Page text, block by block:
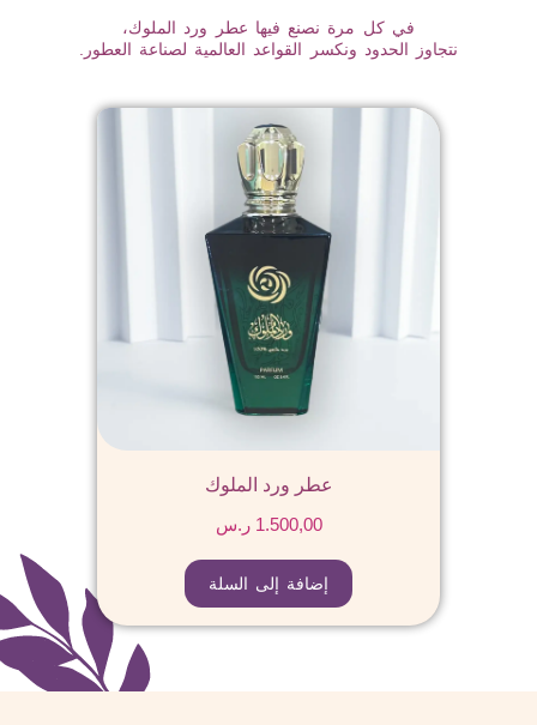
في كل مرة نصنع فيها عطر ورد الملوك،
نتجاوز الحدود ونكسر القواعد العالمية لصناعة العطور.
عطر ورد الملوك
1.500,00 ر.س
إضافة إلى السلة